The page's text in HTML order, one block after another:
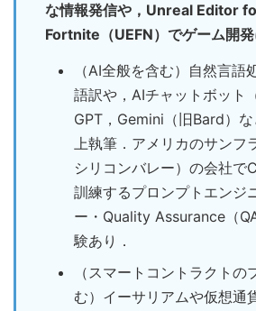
な情報発信や，Unreal Editor
Fortnite（UEFN）でゲーム開発
（AI全般を含む）自然言語
語訳や，AIチャットボット
GPT，Gemini（旧Bard）
上執筆．アメリカのサンフ
シリコンバレー）の会社で
訓練するプロンプトエンジ
ー・Quality Assurance（
験あり．
（スマートコントラクト
む）イーサリアムや仮想通